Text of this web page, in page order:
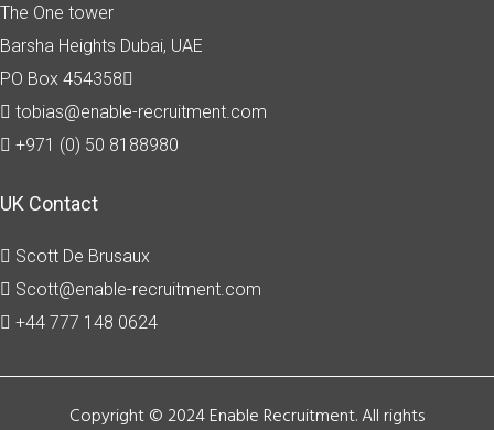
The One tower
Barsha Heights Dubai, UAE
PO Box 454358
tobias@enable-recruitment.com
+971 (0) 50 8188980
UK Contact
Scott De Brusaux
Scott@enable-recruitment.com
+44 777 148 0624
Copyright © 2024 Enable Recruitment. All rights